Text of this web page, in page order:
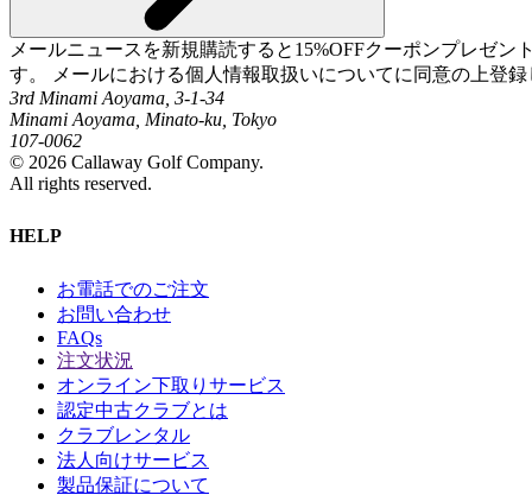
メールニュースを新規購読すると15%OFFクーポンプレゼ
す。 メールにおける個人情報取扱いについてに同意の上登
3rd Minami Aoyama, 3-1-34
Minami Aoyama, Minato-ku, Tokyo
107-0062
© 2026 Callaway Golf Company.
All rights reserved.
HELP
お電話でのご注文
お問い合わせ
FAQs
注文状況
オンライン下取りサービス
認定中古クラブとは
クラブレンタル
法人向けサービス
製品保証について